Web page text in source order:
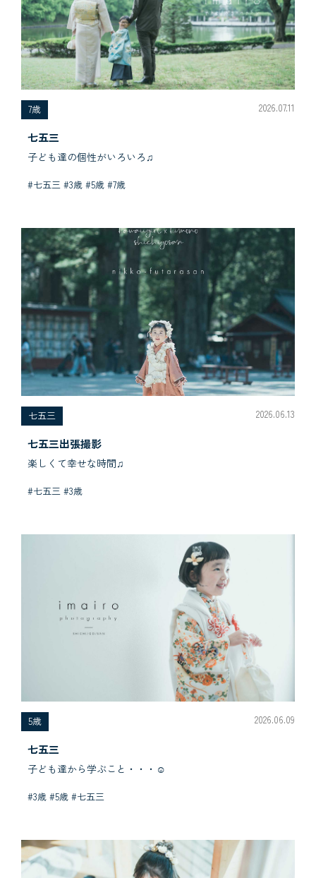
7歳 2026.07.11
七五三
子ども達の個性がいろいろ♫
#七五三 #3歳 #5歳 #7歳
七五三 2026.06.13
七五三出張撮影
楽しくて幸せな時間♫
#七五三 #3歳
5歳 2026.06.09
七五三
子ども達から学ぶこと・・・☺︎
#3歳 #5歳 #七五三